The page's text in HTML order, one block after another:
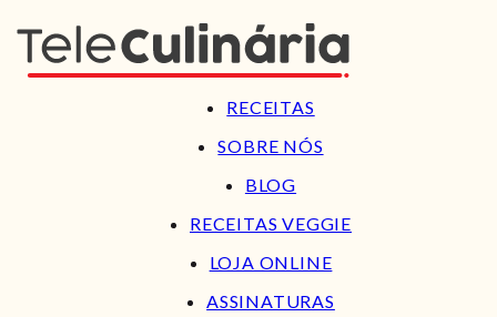
RECEITAS
SOBRE NÓS
BLOG
RECEITAS VEGGIE
LOJA ONLINE
ASSINATURAS